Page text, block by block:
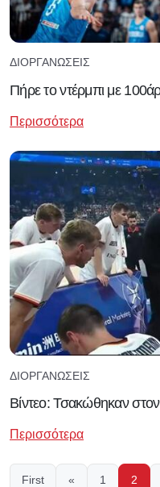
ΔΙΟΡΓΑΝΏΣΕΙΣ
Πήρε το ντέρμπι με
Περισσότερα
ΔΙΟΡΓΑΝΏΣΕΙΣ
Βίντεο: Τσακώθηκαν
Περισσότερα
First « 1 2